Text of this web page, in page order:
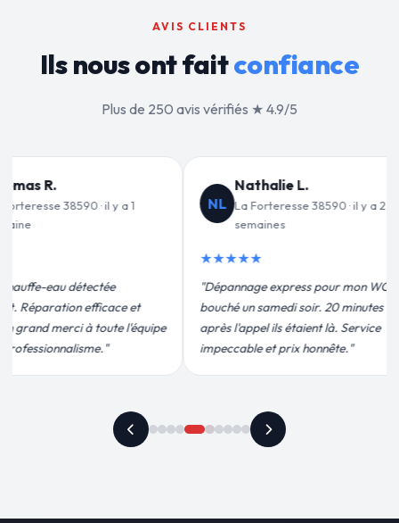
AVIS CLIENTS
Ils nous ont faitconfiance
Plus de 250 avis vérifiés ★ 4.9/5
L.
38590 · il y a 2
pour mon WC
soir. 20 minutes
étaient là. Service
prix honnête."
JF
Jean-François C.
La Forteresse 38590 · il y a 3
semaines
★★★★★
"Remplacement de mon chauffe-eau en
moins de 2h. Équipe très pro, devis
conforme, chantier propre. Je
recommande vivement."